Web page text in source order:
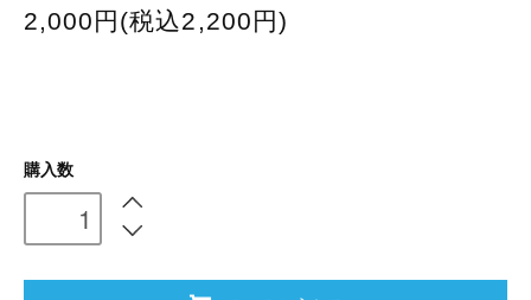
2,000円(税込2,200円)
購入数